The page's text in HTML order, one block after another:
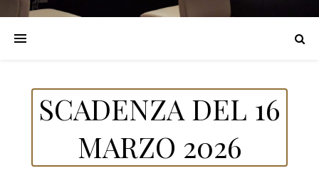
SCADENZA DEL 16
MARZO 2026